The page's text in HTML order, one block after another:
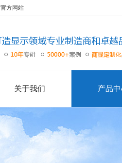
官方网站
关于我们 产品